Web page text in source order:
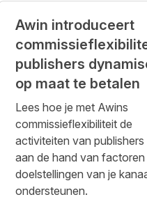
Awin introduceert
publishers
op maat te betalen
Lees hoe je met Awins
commissieflexibiliteit de
activiteiten van
aan de hand van factoren
doelstellingen van je
ondersteunen.